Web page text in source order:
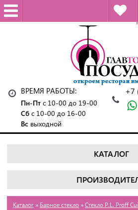
ВРЕМЯ РАБОТЫ:
Пн-Пт с 10-00 до 19-00
Сб с 10-00 до 16-00
Вс выходной
+7
КАТАЛОГ
Каталог » Барное стекло » Стекло P.L. Proff